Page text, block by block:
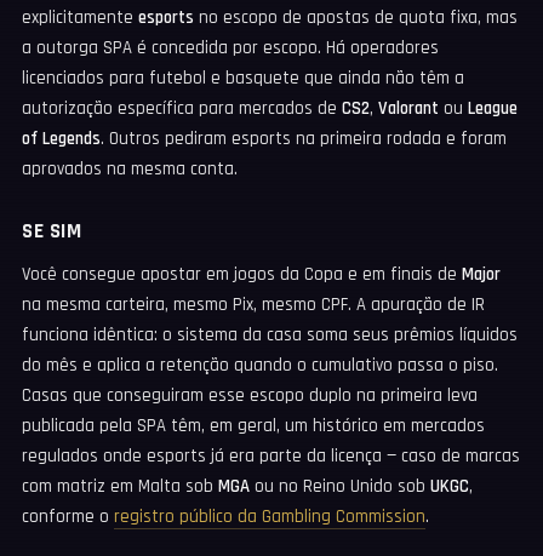
explicitamente esports no escopo de apostas de quota fixa, mas
a outorga SPA é concedida por escopo. Há operadores
licenciados para futebol e basquete que ainda não têm a
autorização específica para mercados de CS2, Valorant ou League
of Legends. Outros pediram esports na primeira rodada e foram
aprovados na mesma conta.
SE SIM
Você consegue apostar em jogos da Copa e em finais de Major
na mesma carteira, mesmo Pix, mesmo CPF. A apuração de IR
funciona idêntica: o sistema da casa soma seus prêmios líquidos
do mês e aplica a retenção quando o cumulativo passa o piso.
Casas que conseguiram esse escopo duplo na primeira leva
publicada pela SPA têm, em geral, um histórico em mercados
regulados onde esports já era parte da licença — caso de marcas
com matriz em Malta sob MGA ou no Reino Unido sob UKGC,
conforme o registro público da Gambling Commission.